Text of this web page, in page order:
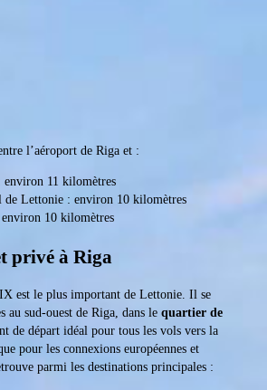
l’aéroport de Riga et :
environ 11 kilomètres
de Lettonie : environ 10 kilomètres
10 kilomètres
privé à Riga
est le plus important de Lettonie. Il se
au sud-ouest de Riga, dans le quartier de
de départ idéal pour tous les vols vers la
pour les connexions européennes et
parmi les destinations principales :